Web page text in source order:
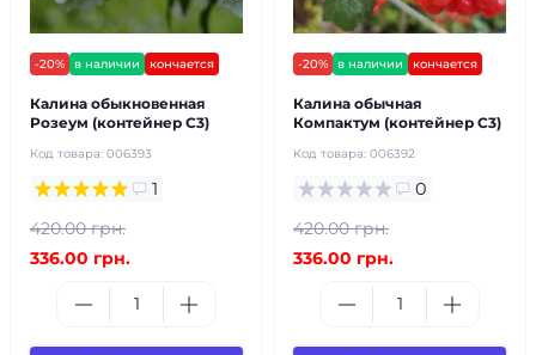
-20% в наличии кончается
Калина обыкновенная
Розеум (контейнер С3)
Код товара: 006393
1
420.00 грн.
336.00 грн.
-20% в наличии кончается
Калина обычная
Компактум (контейнер С3)
Код товара: 006392
0
420.00 грн.
336.00 грн.